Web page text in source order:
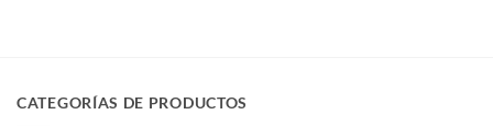
CATEGORÍAS DE PRODUCTOS